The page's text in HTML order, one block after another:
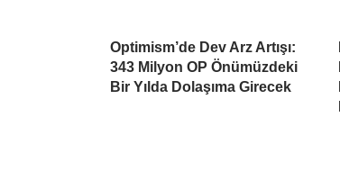
Optimism’de Dev Arz Artışı:
343 Milyon OP Önümüzdeki
Bir Yılda Dolaşıma Girecek